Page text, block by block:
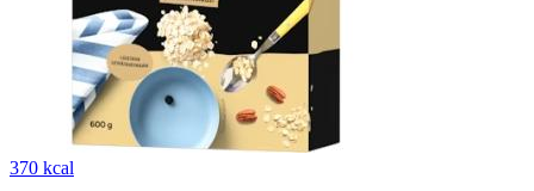
370 kcal